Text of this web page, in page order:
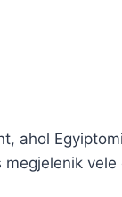
ahol
vele